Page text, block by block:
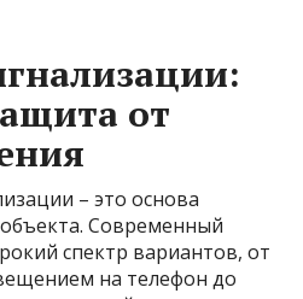
от
– это основа
Современный
спектр вариантов, от
на телефон до